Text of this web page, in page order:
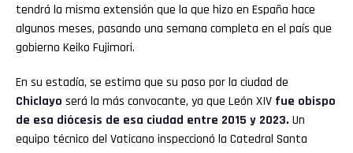
tendrá la misma extensión que la que hizo en España hace
algunos meses, pasando una semana completa en el país que
gobierno Keiko Fujimori.
En su estadía, se estima que su paso por la ciudad de
Chiclayo será la más convocante, ya que León XIV fue obispo
de esa diócesis de esa ciudad entre 2015 y 2023. Un
equipo técnico del Vaticano inspeccionó la Catedral Santa